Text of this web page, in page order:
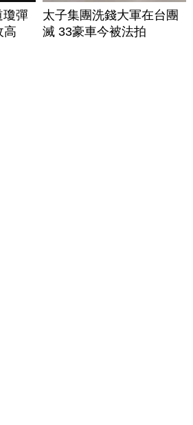
瓊彈
高
太子集團洗錢大軍在台團
滅 33豪車今被法拍